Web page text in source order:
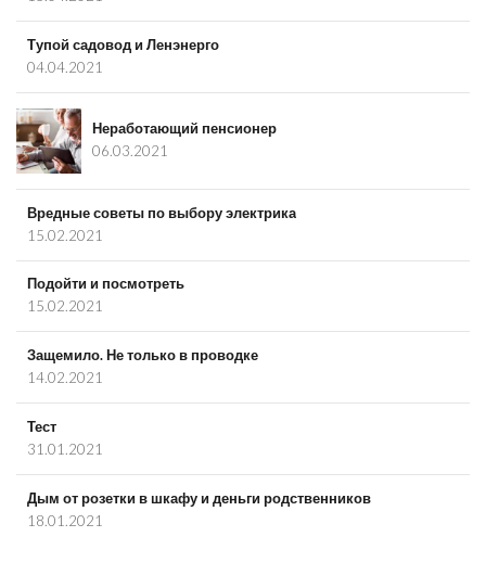
Тупой садовод и Ленэнерго
04.04.2021
Неработающий пенсионер
06.03.2021
Вредные советы по выбору электрика
15.02.2021
Подойти и посмотреть
15.02.2021
Защемило. Не только в проводке
14.02.2021
Тест
31.01.2021
Дым от розетки в шкафу и деньги родственников
18.01.2021